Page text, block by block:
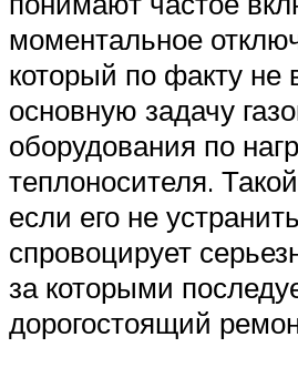
моментальное
который по факту не
основную задачу
оборудования по
теплоносителя.
если его не
спровоцирует
за которыми
дорогостоящий